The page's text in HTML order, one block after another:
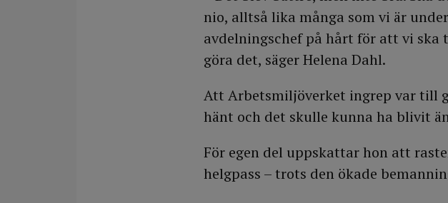
nio, alltså lika många som vi är
avdelningschef på hårt för att vi ska
göra det, säger Helena Dahl.
Att Arbetsmiljöverket ingrep var till
hänt och det skulle kunna ha blivit
För egen del uppskattar hon att
helgpass – trots den ökade